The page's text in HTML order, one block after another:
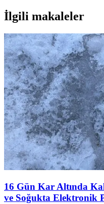
İlgili makaleler
16 Gün Kar Altında
ve Soğukta Elektronik